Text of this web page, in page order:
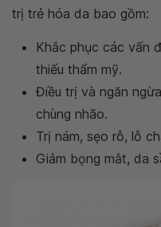
trị trẻ hóa da bao gồm:
Khắc phục các vấn
thiếu thẩm mỹ.
Điều trị và ngăn
chùng nhão.
Trị nám, sẹo rỗ, lỗ
Giảm bọng mắt, da